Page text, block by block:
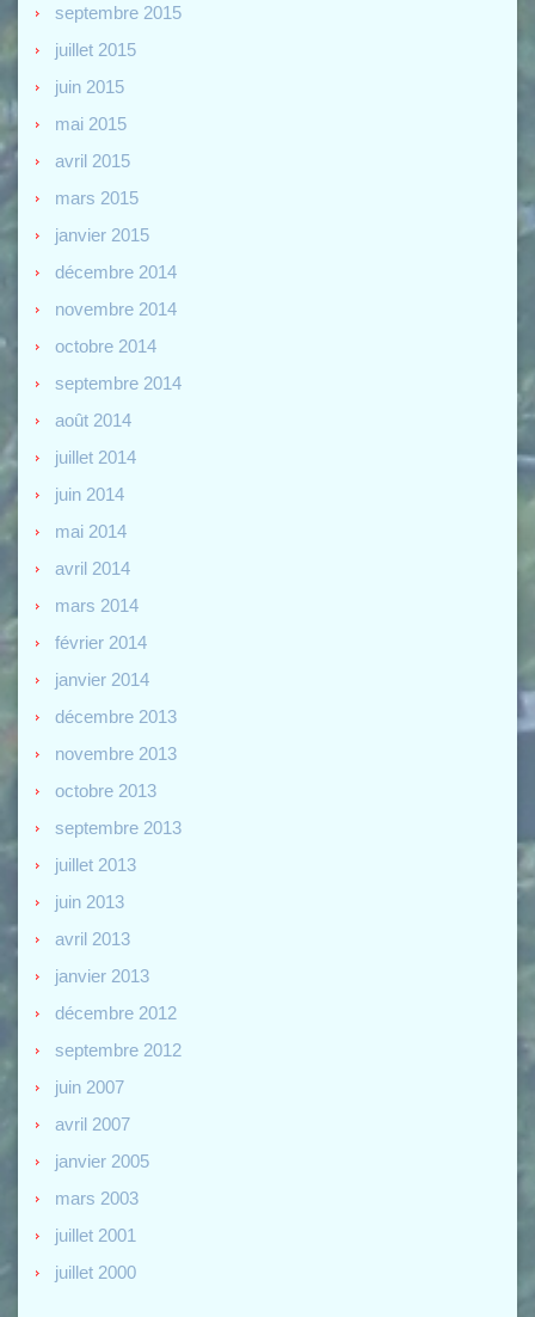
septembre 2015
juillet 2015
juin 2015
mai 2015
avril 2015
mars 2015
janvier 2015
décembre 2014
novembre 2014
octobre 2014
septembre 2014
août 2014
juillet 2014
juin 2014
mai 2014
avril 2014
mars 2014
février 2014
janvier 2014
décembre 2013
novembre 2013
octobre 2013
septembre 2013
juillet 2013
juin 2013
avril 2013
janvier 2013
décembre 2012
septembre 2012
juin 2007
avril 2007
janvier 2005
mars 2003
juillet 2001
juillet 2000